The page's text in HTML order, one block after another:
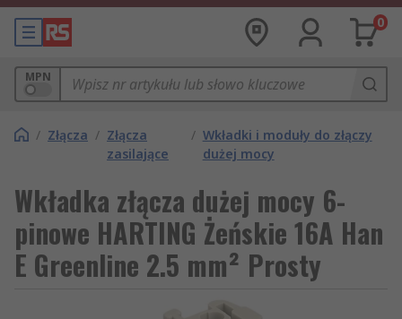
0
MPN
/ Złącza / Złącza
zasilające
/ Wkładki i moduły do złączy
dużej mocy
Wkładka złącza dużej mocy 6-
pinowe HARTING Żeńskie 16A Han
E Greenline 2.5 mm² Prosty